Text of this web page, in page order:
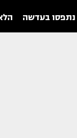
נתפסו בעדשה